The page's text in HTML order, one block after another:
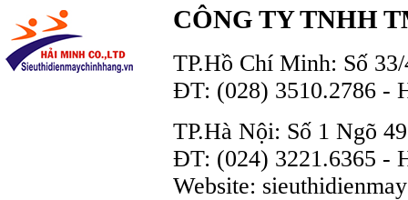
CÔNG TY TNHH
TP.Hồ Chí Minh: Số
ĐT: (028) 3510.2786 -
TP.Hà Nội: Số 1 Ngõ
ĐT: (024) 3221.6365 -
Website: